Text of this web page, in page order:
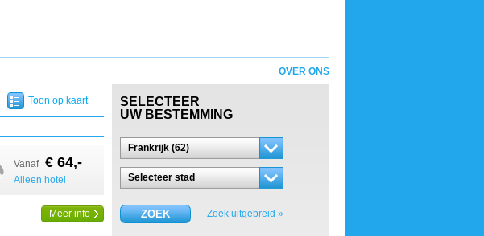
Vanaf € 64,-
Alleen hotel
Meer info
Toon op kaart
OVER ONS
SELECTEER
UW BESTEMMING
Frankrijk (62)
Selecteer stad
ZOEK Zoek uitgebreid »